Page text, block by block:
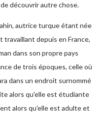
découvrir autre chose.
autrice turque étant née
depuis en France,
dans son propre pays
de trois époques, celle où
dans un endroit surnommé
alors qu'elle est étudiante
alors qu'elle est adulte et